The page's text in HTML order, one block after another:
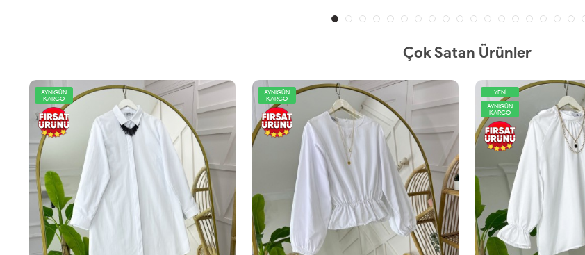
Çok Satan Ürünler
AYNIGÜN
KARGO
AYNIGÜN
KARGO
YENİ
AYNIGÜN
KARGO